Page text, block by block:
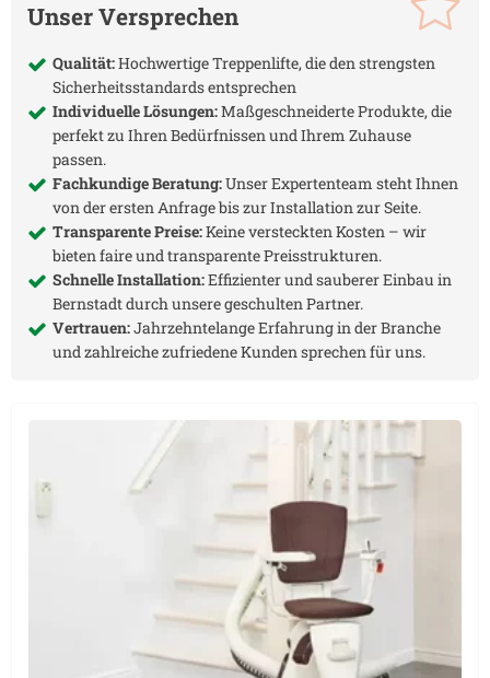
Unser Versprechen
Qualität:Hochwertige Treppenlifte, die den strengsten
Sicherheitsstandards entsprechen
Individuelle Lösungen:Maßgeschneiderte Produkte, die
perfekt zu Ihren Bedürfnissen und Ihrem Zuhause
passen.
Fachkundige Beratung:Unser Expertenteam steht Ihnen
von der ersten Anfrage bis zur Installation zur Seite.
Transparente Preise:Keine versteckten Kosten – wir
bieten faire und transparente Preisstrukturen.
Schnelle Installation:Effizienter und sauberer Einbau in
Bernstadtdurch unsere geschulten Partner.
Vertrauen:Jahrzehntelange Erfahrung in der Branche
und zahlreiche zufriedene Kunden sprechen für uns.